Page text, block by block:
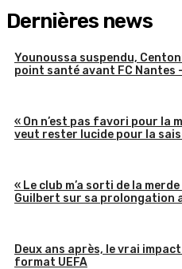
Dernières news
Younoussa suspendu,
point santé avant FC Nantes
« On n’est pas favori pour la
veut rester lucide pour la
« Le club m’a sorti de la
Guilbert sur sa prolongation
Deux ans après, le vrai
format UEFA